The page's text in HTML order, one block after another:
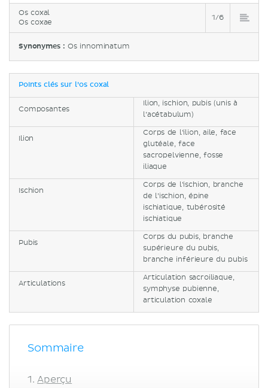
Os coxal
Os coxae
1/6
Synonymes :Os innominatum
Points clés sur l’os coxal
Composantes
Ilion, ischion, pubis (unis à
l’acétabulum)
Ilion
Corps de l’ilion, aile, face
glutéale, face
sacropelvienne, fosse
iliaque
Ischion
Corps de l’ischion, branche
de l’ischion, épine
ischiatique, tubérosité
ischiatique
Pubis
Corps du pubis, branche
supérieure du pubis,
branche inférieure du pubis
Articulations
Articulation sacroiliaque,
symphyse pubienne,
articulation coxale
Sommaire
Aperçu